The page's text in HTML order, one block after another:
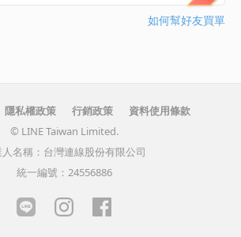
如何幫好友買單
隱私權政策 行銷政策
資料使用條款
© LINE Taiwan Limited.
名稱：台灣連線股份有限公司
統一編號：24556886